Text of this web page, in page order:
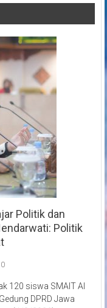
Politik dan
Politik
0
120 siswa SMAIT Al
DPRD Jawa